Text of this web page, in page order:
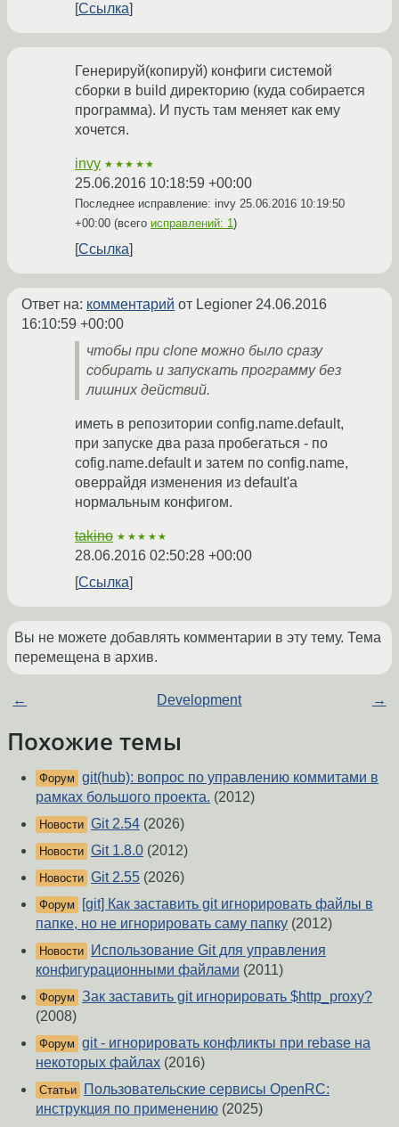
Ссылка
Генерируй(копируй) конфиги системой
сборки в build директорию (куда собирается
программа). И пусть там меняет как ему
хочется.
invy ★★★★★
25.06.2016 10:18:59 +00:00
Последнее исправление: invy 25.06.2016 10:19:50
+00:00 (всего исправлений: 1)
Ссылка
Ответ на: комментарий от Legioner 24.06.2016
16:10:59 +00:00
чтобы при clone можно было сразу
собирать и запускать программу без
лишних действий.
иметь в репозитории config.name.default,
при запуске два раза пробегаться - по
cofig.name.default и затем по config.name,
оверрайдя изменения из default'а
нормальным конфигом.
takino ★★★★★
28.06.2016 02:50:28 +00:00
Ссылка
Вы не можете добавлять комментарии в эту тему. Тема
перемещена в архив.
← Development →
Похожие темы
Форум git(hub): вопрос по управлению коммитами в
рамках большого проекта. (2012)
Новости Git 2.54 (2026)
Новости Git 1.8.0 (2012)
Новости Git 2.55 (2026)
Форум
[git] Как заставить git игнорировать файлы в
папке, но не игнорировать саму папку (2012)
Новости
Использование Git для управления
конфигурационными файлами (2011)
Форум Зак заставить git игнорировать $http_proxy?
(2008)
Форум git - игнорировать конфликты при rebase на
некоторых файлах (2016)
Статьи
Пользовательские сервисы OpenRC:
инструкция по применению (2025)